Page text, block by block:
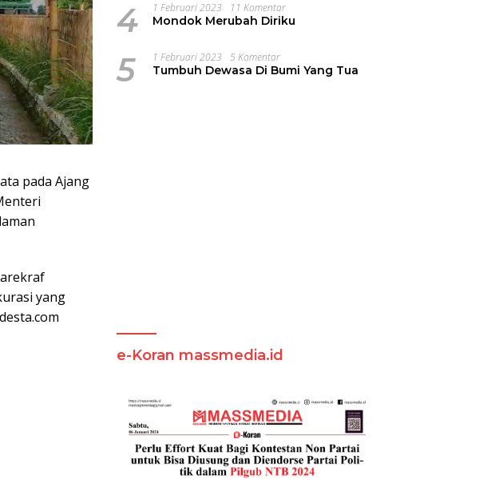
pada Ajang
yang
4 1 Februari 2023 11 Komentar
Mondok Merubah Diriku
5 1 Februari 2023 5 Komentar
Tumbuh Dewasa Di Bumi Yang Tua
e-Koran massmedia.id